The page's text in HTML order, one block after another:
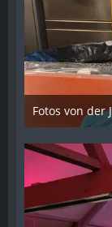
Fotos von der
17.